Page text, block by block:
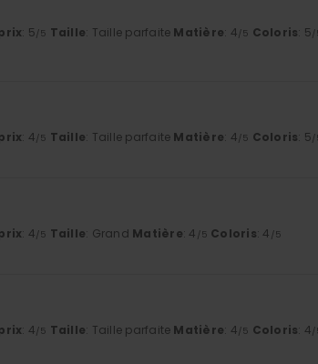
: 5/5 Taille: Taille parfaite Matière: 4/5 Coloris: 5/
: 4/5 Taille: Taille parfaite Matière: 4/5 Coloris: 5/
: 4/5 Taille: Grand Matière: 4 /5 Coloris: 4 /5
: 4/5 Taille: Taille parfaite Matière: 4/5 Coloris: 4/